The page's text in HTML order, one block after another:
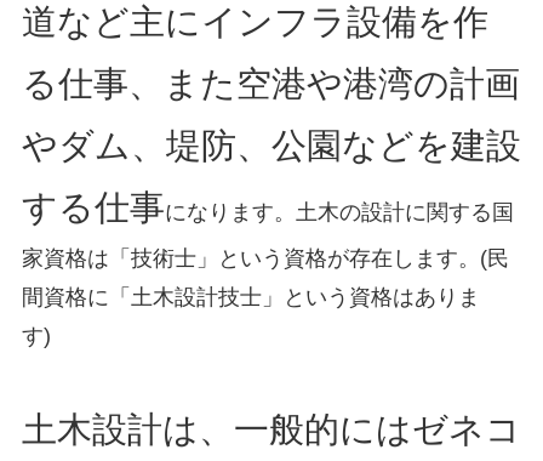
道など主にインフラ設備を作
る仕事、また空港や港湾の計画
やダム、堤防、公園などを建設
する仕事になります。土木の設計に関する国
家資格は「技術士」という資格が存在します。(民
間資格に「土木設計技士」という資格はありま
す)
土木設計は、一般的にはゼネコ